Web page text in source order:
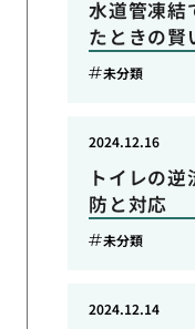
水道管凍結
たときの賢
未分類
トイレの
防と対応
2024.12.16
未分類
2024.12.14